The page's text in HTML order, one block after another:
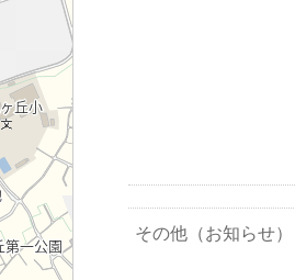
その他（お知らせ）